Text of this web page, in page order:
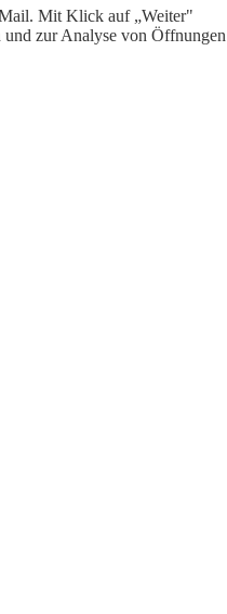
Mail. Mit Klick auf „Weiter"
zur Analyse von Öffnungen